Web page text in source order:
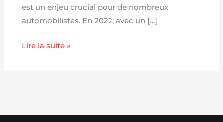
est un enjeu crucial pour de nombreux
automobilistes. En 2022, avec un […]
Lire la suite »